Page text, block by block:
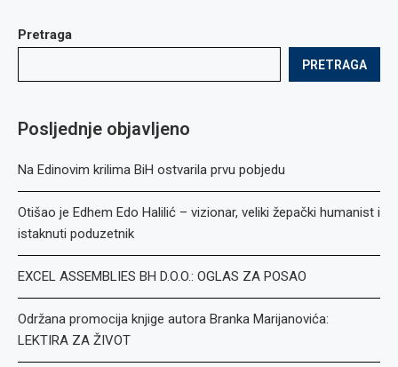
Pretraga
PRETRAGA
Posljednje objavljeno
Na Edinovim krilima BiH ostvarila prvu pobjedu
Otišao je Edhem Edo Halilić – vizionar, veliki žepački humanist i
istaknuti poduzetnik
EXCEL ASSEMBLIES BH D.O.O.: OGLAS ZA POSAO
Održana promocija knjige autora Branka Marijanovića:
LEKTIRA ZA ŽIVOT